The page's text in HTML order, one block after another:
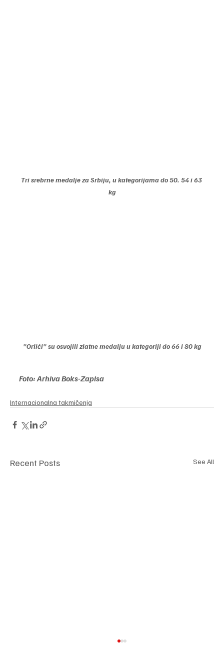
Tri srebrne medalje za Srbiju, u kategorijama do 50. 54 i 63
kg
"Orlići" su osvojili zlatne medalju u kategoriji do 66 i 80 kg
Foto: Arhiva Boks-Zapisa
Internacionalna takmičenja
Recent Posts See All